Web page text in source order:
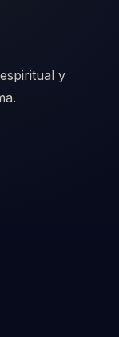
y